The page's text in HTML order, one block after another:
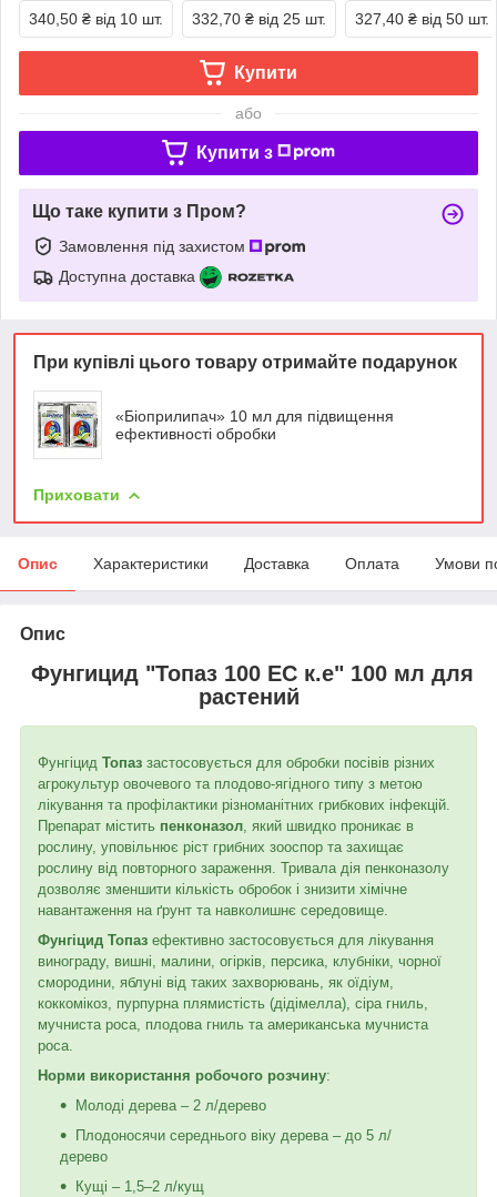
340,50 ₴ від 10 шт. 332,70 ₴ від 25 шт. 327,40 ₴ від 50 шт.
Купити
або
Купити з
Що таке купити з Пром?
Замовлення під захистом
Доступна доставка
При купівлі цього товару отримайте подарунок
«Біоприлипач» 10 мл для підвищення
ефективності обробки
Приховати
Опис Характеристики Доставка Оплата Умови
Опис
Фунгицид "Топаз 100 EC к.е" 100 мл для
растений
Фунгіцид Топаз застосовується для обробки посівів різних
агрокультур овочевого та плодово-ягідного типу з метою
лікування та профілактики різноманітних грибкових інфекцій.
Препарат містить пенконазол, який швидко проникає в
рослину, уповільнює ріст грибних зооспор та захищає
рослину від повторного зараження. Тривала дія пенконазолу
дозволяє зменшити кількість обробок і знизити хімічне
навантаження на ґрунт та навколишнє середовище.
Фунгіцид Топаз ефективно застосовується для лікування
винограду, вишні, малини, огірків, персика, клубніки, чорної
смородини, яблуні від таких захворювань, як оїдіум,
коккомікоз, пурпурна плямистість (дідімелла), сіра гниль,
мучниста роса, плодова гниль та американська мучниста
роса.
Норми використання робочого розчину:
Молоді дерева – 2 л/дерево
Плодоносячи середнього віку дерева – до 5 л/
дерево
Кущі – 1,5–2 л/кущ